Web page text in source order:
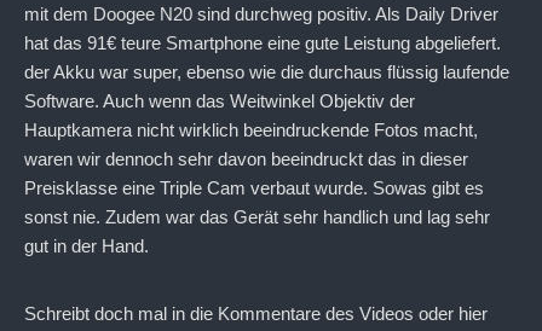
mit dem Doogee N20 sind durchweg positiv. Als Daily Driver
hat das 91€ teure Smartphone eine gute Leistung abgeliefert.
der Akku war super, ebenso wie die durchaus flüssig laufende
Software. Auch wenn das Weitwinkel Objektiv der
Hauptkamera nicht wirklich beeindruckende Fotos macht,
waren wir dennoch sehr davon beeindruckt das in dieser
Preisklasse eine Triple Cam verbaut wurde. Sowas gibt es
sonst nie. Zudem war das Gerät sehr handlich und lag sehr
gut in der Hand.
Schreibt doch mal in die Kommentare des Videos oder hier